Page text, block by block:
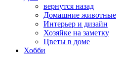
вернутся назад
Домашние животные
Интерьер и дизайн
Хозяйке на заметку
Цветы в доме
Хобби